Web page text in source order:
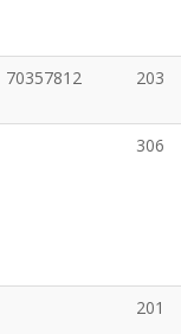
70357812 203
306
201